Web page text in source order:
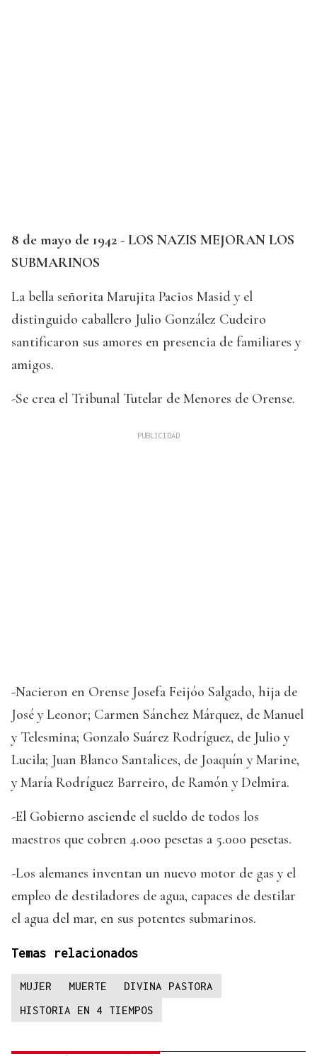
8 de mayo de 1942 - LOS NAZIS MEJORAN LOS
SUBMARINOS
La bella señorita Marujita Pacios Masid y el
distinguido caballero Julio González Cudeiro
santificaron sus amores en presencia de familiares y
amigos.
-Se crea el Tribunal Tutelar de Menores de Orense.
-Nacieron en Orense Josefa Feijóo Salgado, hija de
José y Leonor; Carmen Sánchez Márquez, de Manuel
y Telesmina; Gonzalo Suárez Rodríguez, de Julio y
Lucila; Juan Blanco Santalices, de Joaquín y Marine,
y María Rodríguez Barreiro, de Ramón y Delmira.
-El Gobierno asciende el sueldo de todos los
maestros que cobren 4.000 pesetas a 5.000 pesetas.
-Los alemanes inventan un nuevo motor de gas y el
empleo de destiladores de agua, capaces de destilar
el agua del mar, en sus potentes submarinos.
Temas relacionados
MUJER MUERTE
DIVINA PASTORA
HISTORIA EN 4 TIEMPOS